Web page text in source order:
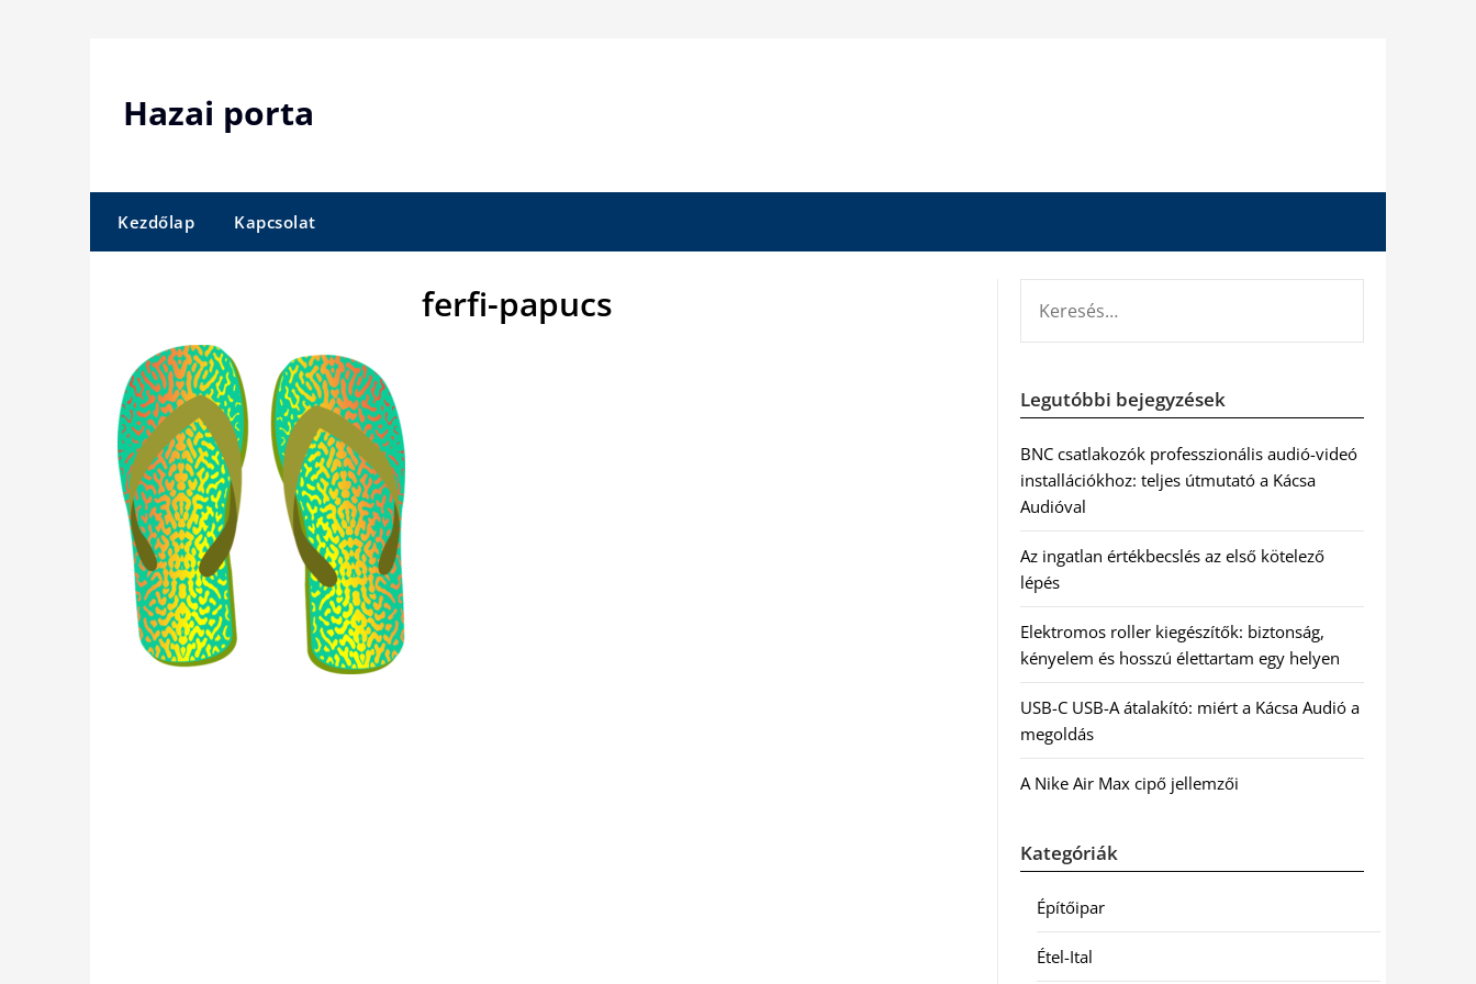
Hazai porta
Kezdőlap Kapcsolat
ferfi-papucs
Legutóbbi bejegyzések
BNC csatlakozók professzionális audió-videó
installációkhoz: teljes útmutató a Kácsa
Audióval
Az ingatlan értékbecslés az első kötelező
lépés
Elektromos roller kiegészítők: biztonság,
kényelem és hosszú élettartam egy helyen
USB-C USB-A átalakító: miért a Kácsa Audió a
megoldás
A Nike Air Max cipő jellemzői
Kategóriák
Építőipar
Étel-Ital